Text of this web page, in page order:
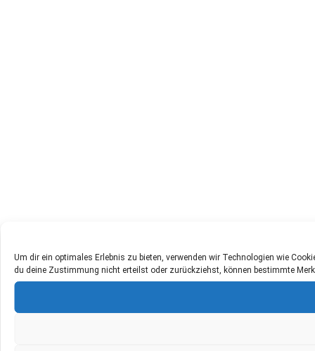
Um dir ein optimales Erlebnis zu bieten, verwenden wir Technologien wie
du deine Zustimmung nicht erteilst oder zurückziehst, können bestimmte